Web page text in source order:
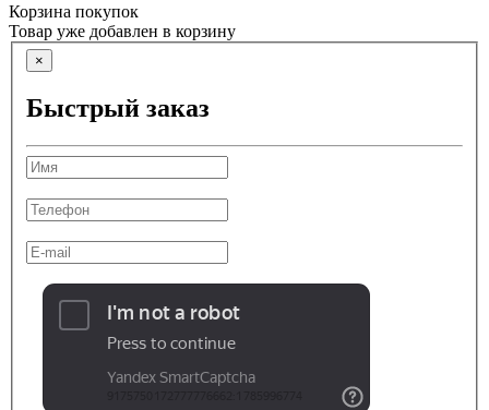
Корзина покупок
Товар уже добавлен в корзину
×
Быстрый заказ